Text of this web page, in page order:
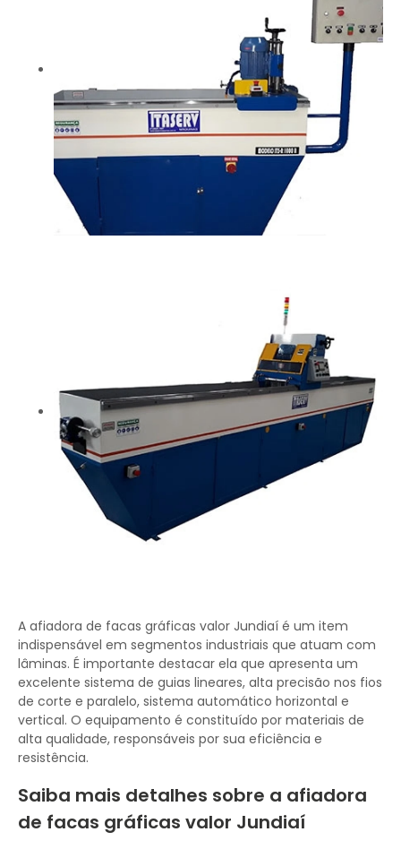
A afiadora de facas gráficas valor Jundiaí é um item
indispensável em segmentos industriais que atuam com
lâminas. É importante destacar ela que apresenta um
excelente sistema de guias lineares, alta precisão nos fios
de corte e paralelo, sistema automático horizontal e
vertical. O equipamento é constituído por materiais de
alta qualidade, responsáveis por sua eficiência e
resistência.
Saiba mais detalhes sobre a afiadora
de facas gráficas valor Jundiaí